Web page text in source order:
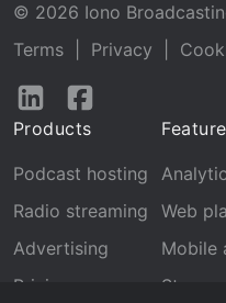
© 2026 Iono
Terms
Privacy
Follow
LinkedInFacebook
Products
Podcast hosting
Radio streaming
Advertising
Pricing
Web
Mobile
Stream